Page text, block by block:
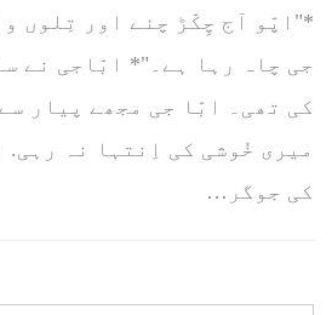
*"اپّو آج چِکّڑ چنے اور تِلوں
جی چاہ رہا ہے۔"* ابّاجی نے
کی تھی۔ ابّا جی مجھے پیار
میری خُوشی کی اِنتہا نہ رہی.
کی جوگر…